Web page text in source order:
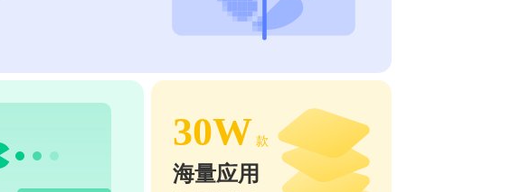
30W 款
海量应用